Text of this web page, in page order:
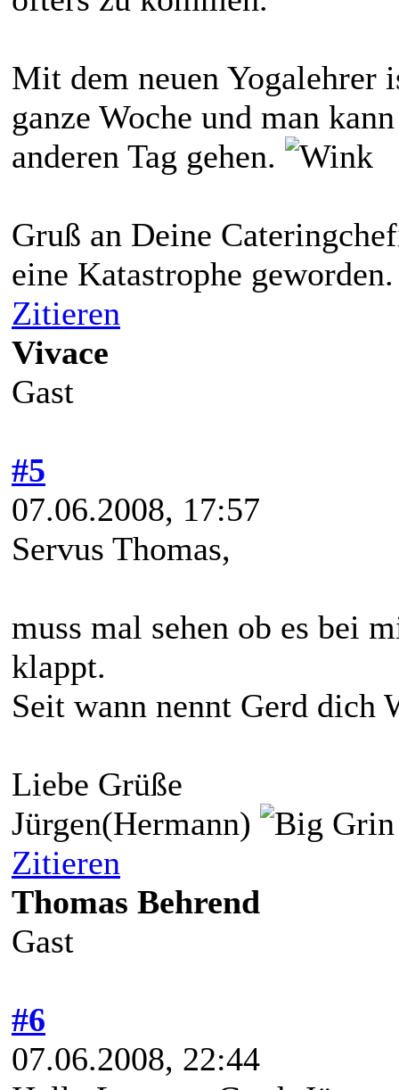
Mit dem neuen Yogalehrer
ganze Woche und man
anderen Tag gehen.
Gruß an Deine
eine Katastrophe
Zitieren
Vivace
Gast
#5
07.06.2008, 17:57
Servus Thomas,
muss mal sehen ob es bei
klappt.
Seit wann nennt Gerd dich
Liebe Grüße
Jürgen(Hermann)
Zitieren
Thomas Behrend
Gast
#6
07.06.2008, 22:44